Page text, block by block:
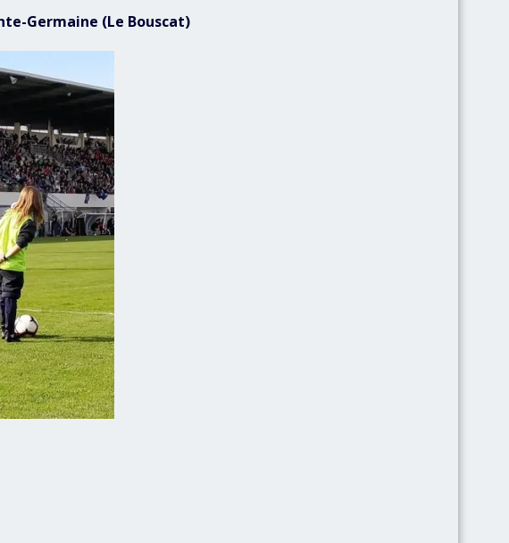
Germaine (Le Bouscat)